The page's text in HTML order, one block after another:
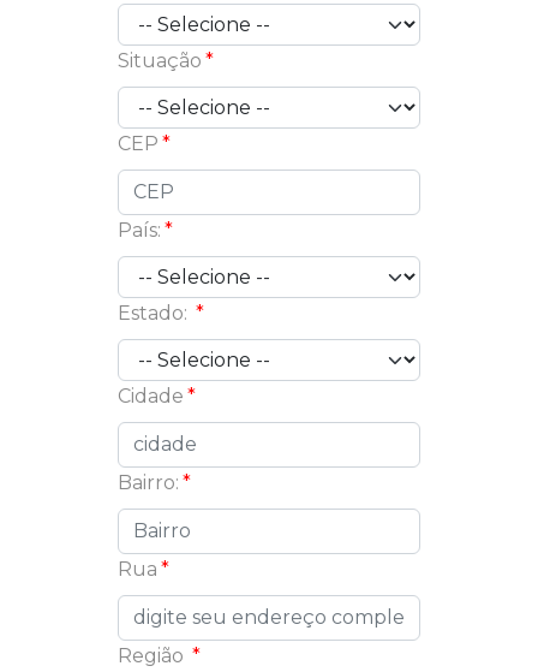
Situação
CEP
País:
Estado:
Cidade
Bairro:
Rua
Região